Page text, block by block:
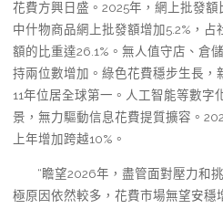
花費方興日盛。2025年，網上批發
中什物商品網上批發額增加5.2%，占
額的比重達26.1%。無人值守店、倉
持兩位數增加。綠色花費穩步生長，
11年位居全球第一。人工智能等數字
景，無力驅動信息花費提質擴容。
上年增加跨越10%。
“瞻望2026年，盡管面對壓力和
極原因依然較多，花費市場無望安穩